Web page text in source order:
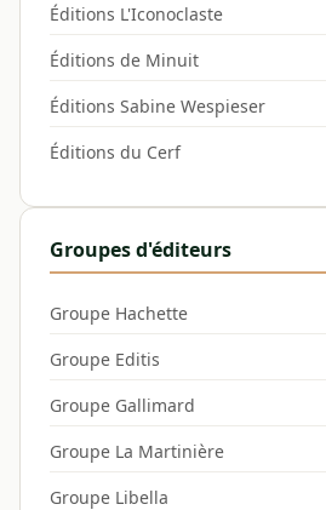
Éditions L'Iconoclaste
Éditions de Minuit
Éditions Sabine Wespieser
Éditions du Cerf
Groupes d'éditeurs
Groupe Hachette
Groupe Editis
Groupe Gallimard
Groupe La Martinière
Groupe Libella